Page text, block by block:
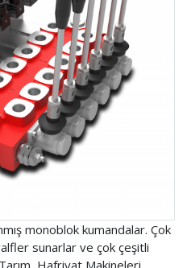
monoblok kumandalar. Çok
sunarlar ve çok çeşitli
Hafriyat Makineleri,